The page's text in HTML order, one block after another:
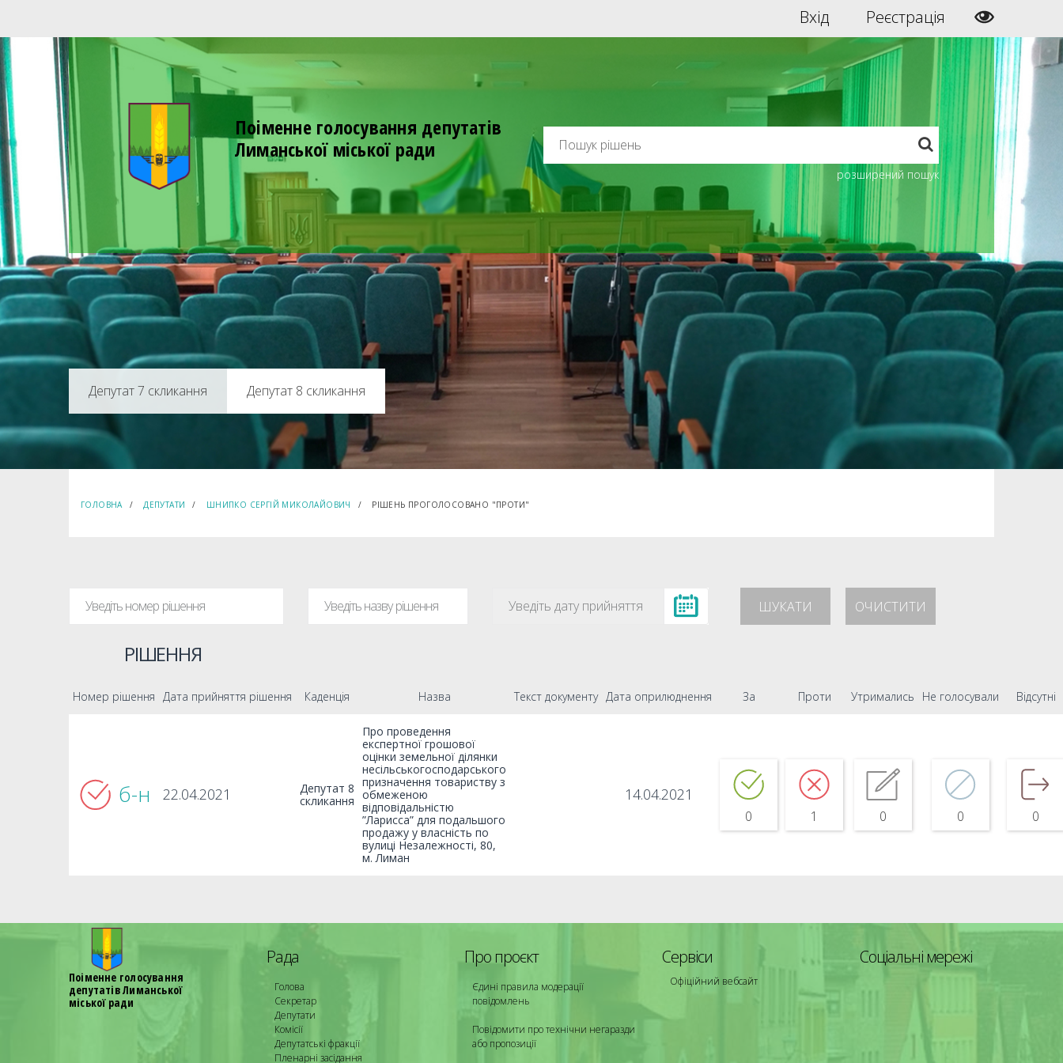
Вхід Реєстрація
Поіменне голосування депутатів
Лиманської міської ради
розширений пошук
Депутат 8 скликання
ГОЛОВНА ДЕПУТАТИ ШНИПКО СЕРГІЙ МИКОЛАЙОВИЧ РІШЕНЬ ПРОГОЛОСОВАНО "ПРОТИ"
ШУКАТИ ОЧИСТИТИ
РІШЕННЯ
Номер рішення Дата прийняття рішення Каденція Назва Текст документу Дата оприлюднення За Проти Утримались Не голосували Відсутні
б-н 22.04.2021
Депутат 8
скликання
Про проведення
експертної грошової
оцінки земельної ділянки
несільськогосподарського
призначення товариству з
обмеженою
відповідальністю
”Ларисса” для подальшого
продажу у власність по
вулиці Незалежності, 80,
м. Лиман
14.04.2021
0 1 0 0 0
Поіменне голосування
депутатів Лиманської
міської ради
Рада
Голова
Секретар
Депутати
Комісії
Депутатські фракції
Пленарні засідання
Про проєкт
Єдині правила модерації
повідомлень
Повідомити про технічни негаразди
або пропозиції
Сервіси
Офіційний вебсайт
Соціальні мережі